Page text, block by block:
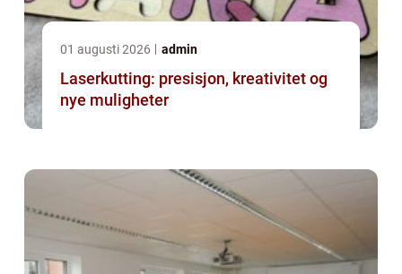
01 augusti 2026 admin
Laserkutting: presisjon, kreativitet og
nye muligheter